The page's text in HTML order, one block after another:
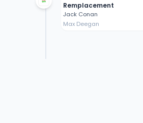
Remplacement
Jack Conan
Max Deegan